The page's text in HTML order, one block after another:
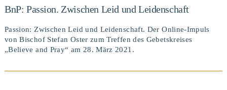
BnP: Passion. Zwischen Leid und Leidenschaft
Passion: Zwischen Leid und Leidenschaft. Der Online-Impuls
von Bischof Stefan Oster zum Treffen des Gebetskreises
„Believe and Pray“ am 28. März 2021.